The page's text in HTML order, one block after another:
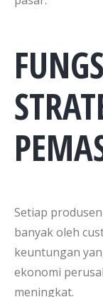
Setiap
banyak oleh
keuntungan
ekonomi
meningkat.